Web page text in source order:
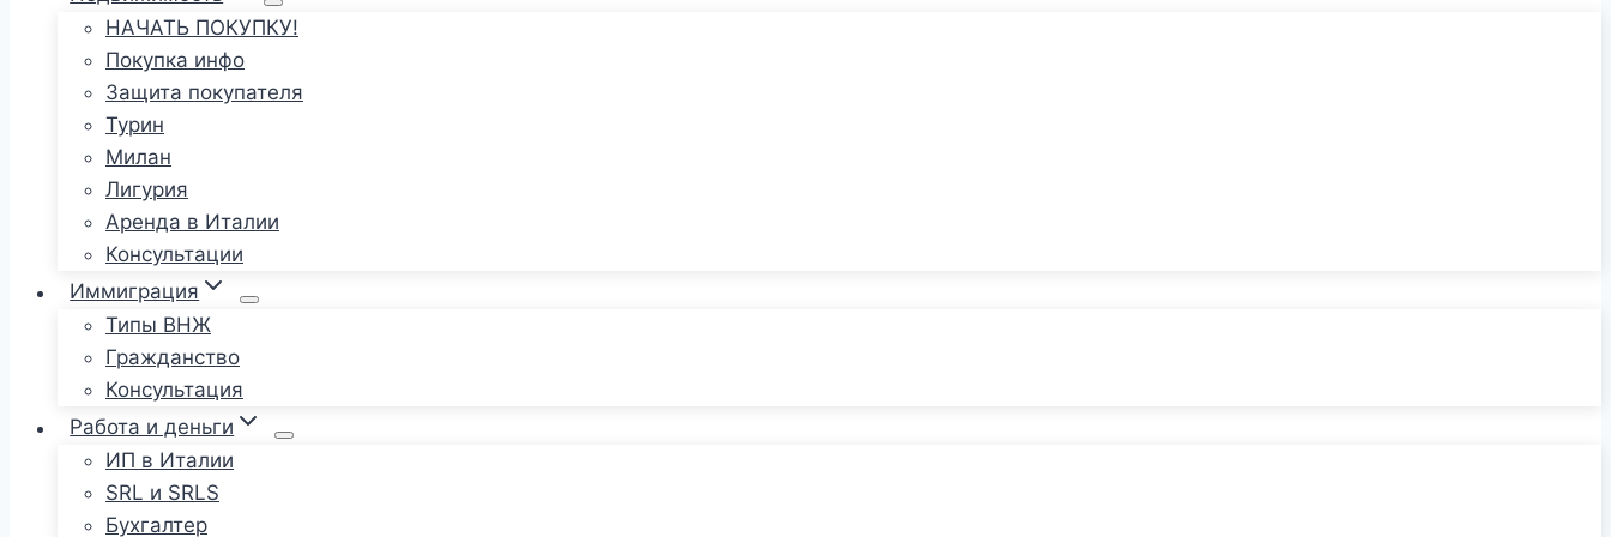
НАЧАТЬ ПОКУПКУ!
Покупка инфо
Защита покупателя
Турин
Милан
Лигурия
Аренда в Италии
Консультации
Иммиграция
Типы ВНЖ
Гражданство
Консультация
Работа и деньги
ИП в Италии
SRL и SRLS
Бухгалтер